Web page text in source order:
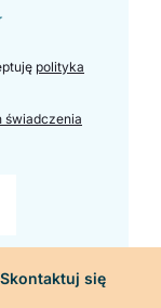
Skontaktuj się
polityka
świadczenia